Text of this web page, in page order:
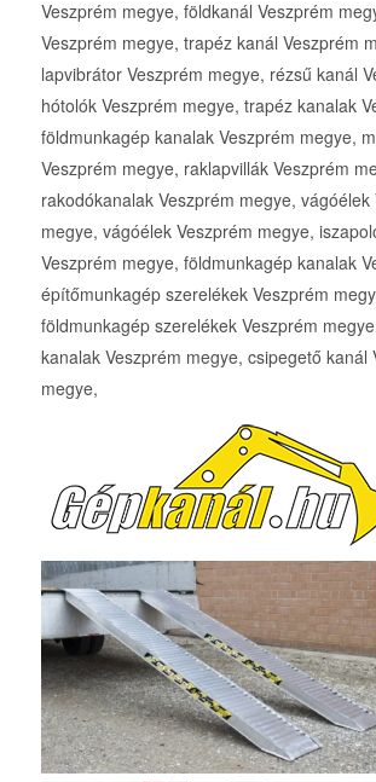
Veszprém megye, földkanál Veszprém
Veszprém megye, trapéz kanál Veszprém
lapvibrátor Veszprém megye, rézsű kanál
hótolók Veszprém megye, trapéz kanalak
földmunkagép kanalak Veszprém megye,
Veszprém megye, raklapvillák Veszprém
rakodókanalak Veszprém megye, vágóélek
megye, vágóélek Veszprém megye,
Veszprém megye, földmunkagép kanalak
építőmunkagép szerelékek Veszprém
földmunkagép szerelékek Veszprém
kanalak Veszprém megye, csipegető kanál
megye,